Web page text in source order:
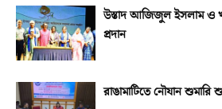
উস্তাদ আজিজুল ইসলাম ও
প্রদান
রাঙামাটিতে নৌযান